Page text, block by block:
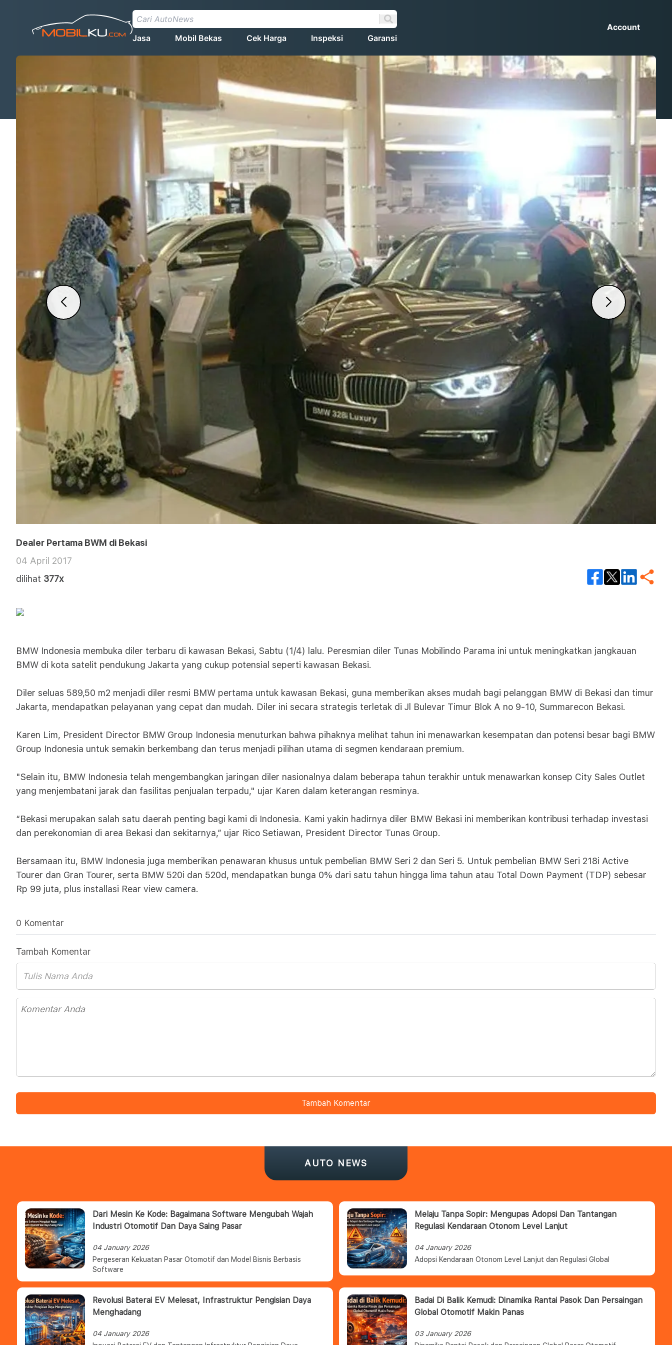
Jasa Mobil Bekas Cek Harga Inspeksi Garansi
Account
Dealer Pertama BWM di Bekasi
04 April 2017
dilihat 377x
BMW Indonesia membuka diler terbaru di kawasan Bekasi, Sabtu (1/4) lalu. Peresmian diler Tunas Mobilindo Parama ini untuk meningkatkan jangkauan
BMW di kota satelit pendukung Jakarta yang cukup potensial seperti kawasan Bekasi.
Diler seluas 589,50 m2 menjadi diler resmi BMW pertama untuk kawasan Bekasi, guna memberikan akses mudah bagi pelanggan BMW di Bekasi dan timur
Jakarta, mendapatkan pelayanan yang cepat dan mudah. Diler ini secara strategis terletak di Jl Bulevar Timur Blok A no 9-10, Summarecon Bekasi.
Karen Lim, President Director BMW Group Indonesia menuturkan bahwa pihaknya melihat tahun ini menawarkan kesempatan dan potensi besar bagi BMW
Group Indonesia untuk semakin berkembang dan terus menjadi pilihan utama di segmen kendaraan premium.
"Selain itu, BMW Indonesia telah mengembangkan jaringan diler nasionalnya dalam beberapa tahun terakhir untuk menawarkan konsep City Sales Outlet
yang menjembatani jarak dan fasilitas penjualan terpadu," ujar Karen dalam keterangan resminya.
“Bekasi merupakan salah satu daerah penting bagi kami di Indonesia. Kami yakin hadirnya diler BMW Bekasi ini memberikan kontribusi terhadap investasi
dan perekonomian di area Bekasi dan sekitarnya,” ujar Rico Setiawan, President Director Tunas Group.
Bersamaan itu, BMW Indonesia juga memberikan penawaran khusus untuk pembelian BMW Seri 2 dan Seri 5. Untuk pembelian BMW Seri 218i Active
Tourer dan Gran Tourer, serta BMW 520i dan 520d, mendapatkan bunga 0% dari satu tahun hingga lima tahun atau Total Down Payment (TDP) sebesar
Rp 99 juta, plus installasi Rear view camera.
0 Komentar
Tambah Komentar
Tambah Komentar
AUTO NEWS
Dari Mesin Ke Kode: Bagaimana Software Mengubah Wajah
Industri Otomotif Dan Daya Saing Pasar
04 January 2026
Pergeseran Kekuatan Pasar Otomotif dan Model Bisnis Berbasis
Software
Melaju Tanpa Sopir: Mengupas Adopsi Dan Tantangan
Regulasi Kendaraan Otonom Level Lanjut
04 January 2026
Adopsi Kendaraan Otonom Level Lanjut dan Regulasi Global
Revolusi Baterai EV Melesat, Infrastruktur Pengisian Daya
Menghadang
04 January 2026
Badai Di Balik Kemudi: Dinamika Rantai Pasok Dan Persaingan
Global Otomotif Makin Panas
03 January 2026